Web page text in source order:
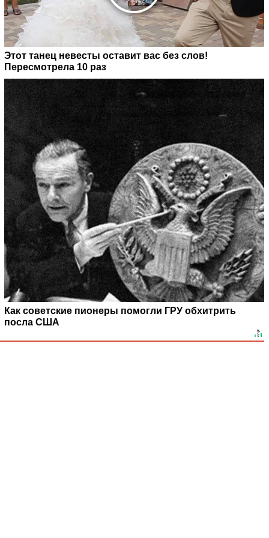
Этот танец невесты оставит вас без слов!
Пересмотрела 10 раз
Как советские пионеры помогли ГРУ обхитрить
посла США